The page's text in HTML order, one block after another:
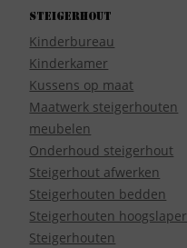
Steigerhout
Kinderbureau
Kinderkamer
Kussens op maat
Maatwerk steigerhouten
meubelen
Onderhoud steigerhout
Steigerhout afwerken
Steigerhouten bedden
Steigerhouten hoogslaper
Steigerhouten